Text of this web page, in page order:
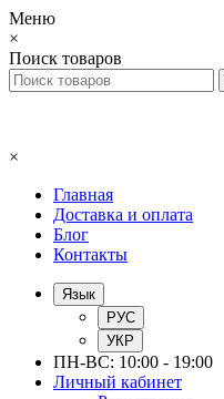
Меню
×
Поиск товаров
×
Главная
Доставка и оплата
Блог
Контакты
Язык
РУС
УКР
ПН-ВС: 10:00 - 19:00
Личный кабинет